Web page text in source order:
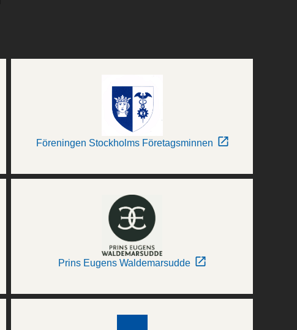
Föreningen Stockholms Företagsminnen
Prins Eugens Waldemarsudde